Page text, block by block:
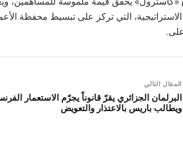
التي تركز على تبسيط محفظة
المقال التالي
البرلمان الجزائري يقرّ قانوناً يجرّم الاستعمار
ويطالب باريس بالاعتذار والتعويض